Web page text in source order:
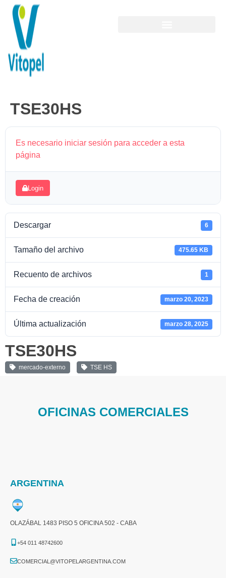
TSE30HS
Es necesario iniciar sesión para acceder a esta
página
Login
Descargar 6
Tamaño del archivo 475.65 KB
Recuento de archivos 1
Fecha de creación marzo 20, 2023
Última actualización marzo 28, 2025
TSE30HS
mercado-externo TSE HS
OFICINAS COMERCIALES
ARGENTINA
OLAZÁBAL 1483 PISO 5 OFICINA 502 - CABA
+54 011 48742600​
COMERCIAL@VITOPELARGENTINA.COM​